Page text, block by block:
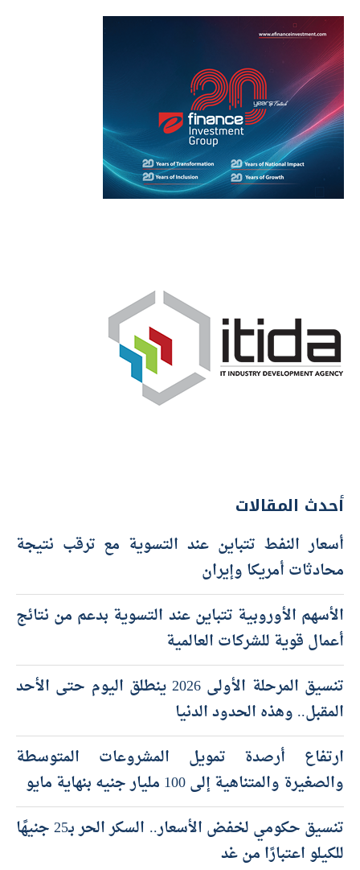
أحدث المقالات
أسعار النفط تتباين عند التسوية مع ترقب نتيجة
محادثات أمريكا وإيران
الأسهم الأوروبية تتباين عند التسوية بدعم من نتائج
أعمال قوية للشركات العالمية
تنسيق المرحلة الأولى 2026 ينطلق اليوم حتى الأحد
المقبل.. وهذه الحدود الدنيا
ارتفاع أرصدة تمويل المشروعات المتوسطة
والصغيرة والمتناهية إلى 100 مليار جنيه بنهاية مايو
تنسيق حكومي لخفض الأسعار.. السكر الحر بـ25 جنيهًا
للكيلو اعتبارًا من غد